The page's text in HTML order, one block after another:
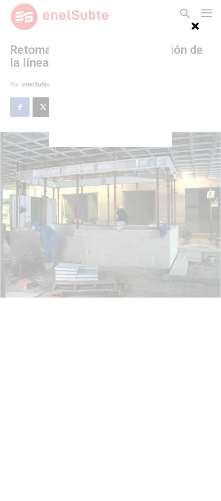
Retoman el ritmo en la extensión de
la línea B
Por enelSubte